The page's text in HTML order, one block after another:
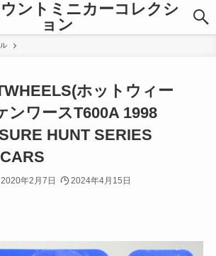
ントミニカーコレクシ
ョン
ホットウィー
ンワースT600A 1998
HUNT SERIES
2020年2月7日 2024年4月15日